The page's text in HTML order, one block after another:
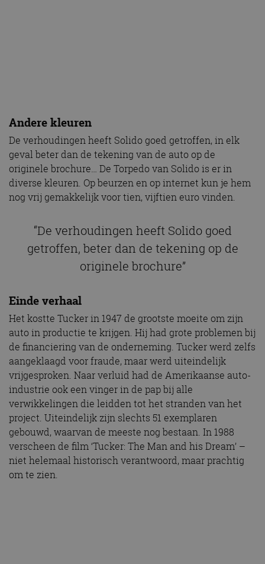
nog vrij gemakkelijk voor tien, vijftien euro vinden.
“De verhoudingen heeft Solido goed
getroffen, beter dan de tekening op de
originele brochure”
Einde verhaal
Het kostte Tucker in 1947 de grootste moeite om zijn
auto in productie te krijgen. Hij had grote problemen bij
de financiering van de onderneming. Tucker werd zelfs
vrijgesproken. Naar verluid had de Amerikaanse auto-
industrie ook een vinger in de pap bij alle
verwikkelingen die leidden tot het stranden van het
project. Uiteindelijk zijn slechts 51 exemplaren
gebouwd, waarvan de meeste nog bestaan. In 1988
verscheen de film ‘Tucker: The Man and his Dream’ –
niet helemaal historisch verantwoord, maar prachtig
om te zien.